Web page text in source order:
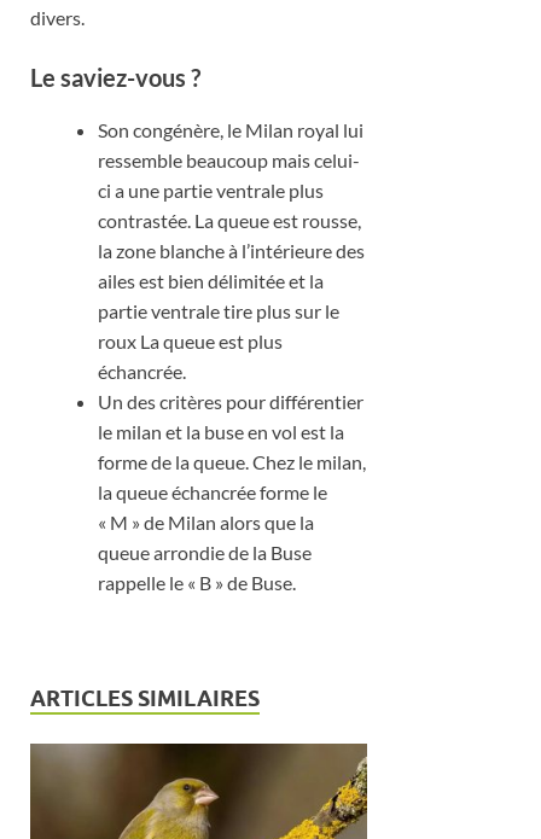
divers.
Le saviez-vous ?
Son congénère, le Milan royal lui
ressemble beaucoup mais celui-
ci a une partie ventrale plus
contrastée. La queue est rousse,
la zone blanche à l’intérieure des
ailes est bien délimitée et la
partie ventrale tire plus sur le
roux La queue est plus
échancrée.
Un des critères pour différentier
le milan et la buse en vol est la
forme de la queue. Chez le milan,
la queue échancrée forme le
« M » de Milan alors que la
queue arrondie de la Buse
rappelle le « B » de Buse.
ARTICLES SIMILAIRES